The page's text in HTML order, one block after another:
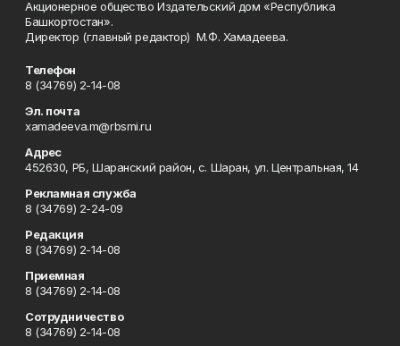
Акционерное общество Издательский дом «Республика
Башкортостан».
Директор (главный редактор) М.Ф. Хамадеева.
Телефон
8 (34769) 2-14-08
Эл. почта
xamadeeva.m@rbsmi.ru
Адрес
452630, РБ, Шаранский район, с. Шаран, ул. Центральная, 14
Рекламная служба
8 (34769) 2-24-09
Редакция
8 (34769) 2-14-08
Приемная
8 (34769) 2-14-08
Сотрудничество
8 (34769) 2-14-08